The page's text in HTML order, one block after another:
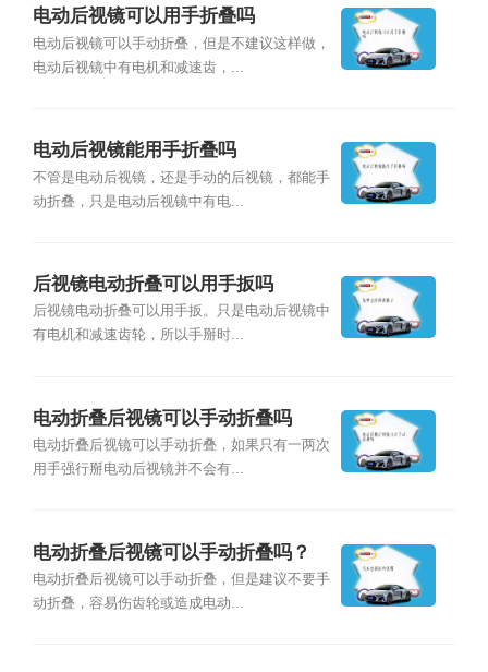
电动后视镜可以用手折叠吗
电动后视镜可以手动折叠，但是不建议这样做，
电动后视镜中有电机和减速齿，...
电动后视镜能用手折叠吗
不管是电动后视镜，还是手动的后视镜，都能手
动折叠，只是电动后视镜中有电...
后视镜电动折叠可以用手扳吗
后视镜电动折叠可以用手扳。只是电动后视镜中
有电机和减速齿轮，所以手掰时...
电动折叠后视镜可以手动折叠吗
电动折叠后视镜可以手动折叠，如果只有一两次
用手强行掰电动后视镜并不会有...
电动折叠后视镜可以手动折叠吗？
电动折叠后视镜可以手动折叠，但是建议不要手
动折叠，容易伤齿轮或造成电动...